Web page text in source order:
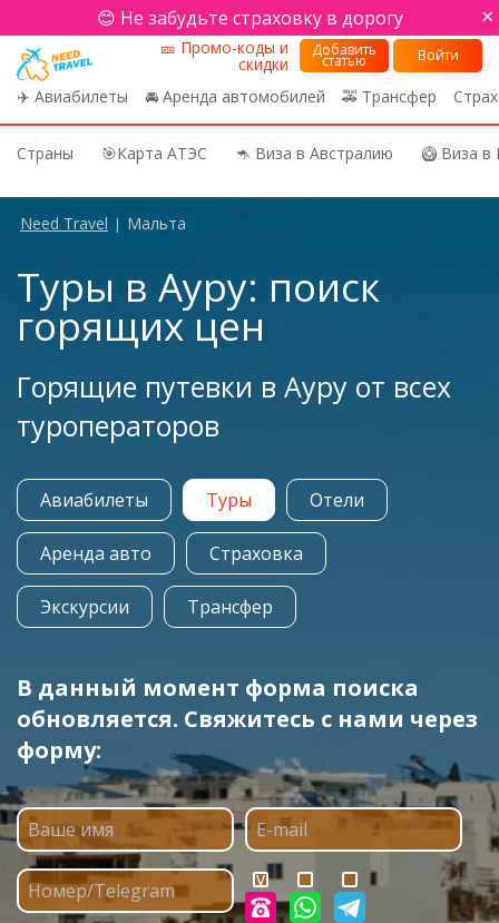
😊 Не забудьте страховку в дорогу ×
✈️ Авиабилеты 🚘 Аренда автомобилей 🚕 Трансфер
🎫 Промо-коды и
скидки
Добавить
статью Войти
Страны 🎯Карта АТЭС 🦘 Виза в Австралию 🥝 Виза
Need Travel | Мальта
Туры в Ауру: поиск
горящих цен
Горящие путевки в Ауру от всех
туроператоров
Авиабилеты Туры Отели
Аренда авто Страховка
Экскурсии Трансфер
В данный момент форма поиска
обновляется. Свяжитесь с нами через
форму: